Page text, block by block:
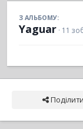
З АЛЬБОМУ:
Yaguar · 11